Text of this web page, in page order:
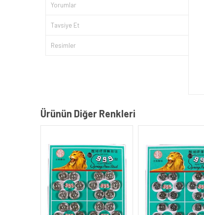
Yorumlar
Tavsiye Et
Resimler
Ürünün Diğer Renkleri